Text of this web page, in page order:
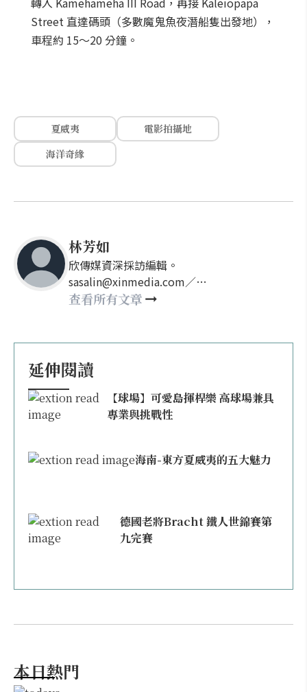
Street 直達碼頭（多數魔鬼魚夜潛船隻出發地），
車程約 15～20 分鐘。
夏威夷
電影拍攝地
海洋奇緣
林芳如
欣傳媒資深採訪編輯。
sasalin@xinmedia.com／
happy21917@gmail.com
查看所有文章
延伸閱讀
【球場】可愛島揮桿樂 高球場兼具
專業與挑戰性
海南-東方夏威夷的五大魅力
德國老將Bracht 鐵人世錦賽第
九完賽
本日熱門